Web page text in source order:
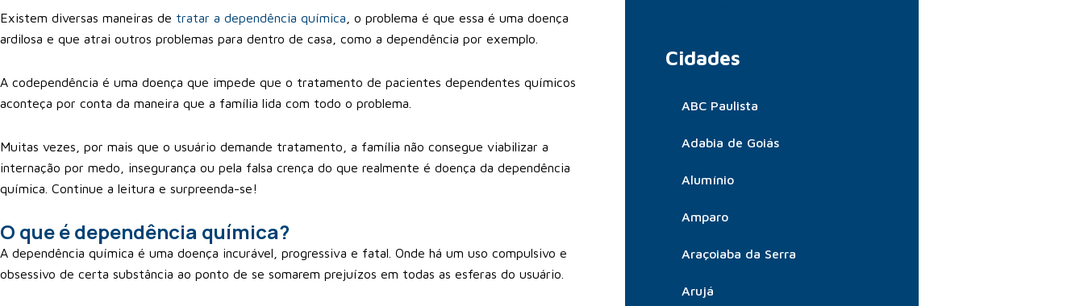
Existem diversas maneiras de tratar a dependência química , o problema é que essa é uma doença
ardilosa e que atrai outros problemas para dentro de casa, como a dependência por exemplo.
A codependência é uma doença que impede que o tratamento de pacientes dependentes químicos
aconteça por conta da maneira que a família lida com todo o problema.
Muitas vezes, por mais que o usuário demande tratamento, a família não consegue viabilizar a
internação por medo, insegurança ou pela falsa crença do que realmente é doença da dependência
química. Continue a leitura e surpreenda-se!
O que é dependência química?
A dependência química é uma doença incurável, progressiva e fatal. Onde há um uso compulsivo e
obsessivo de certa substância ao ponto de se somarem prejuízos em todas as esferas do usuário.
Cidades
ABC Paulista
Adabia de Goiás
Alumínio
Amparo
Araçoiaba da Serra
Arujá